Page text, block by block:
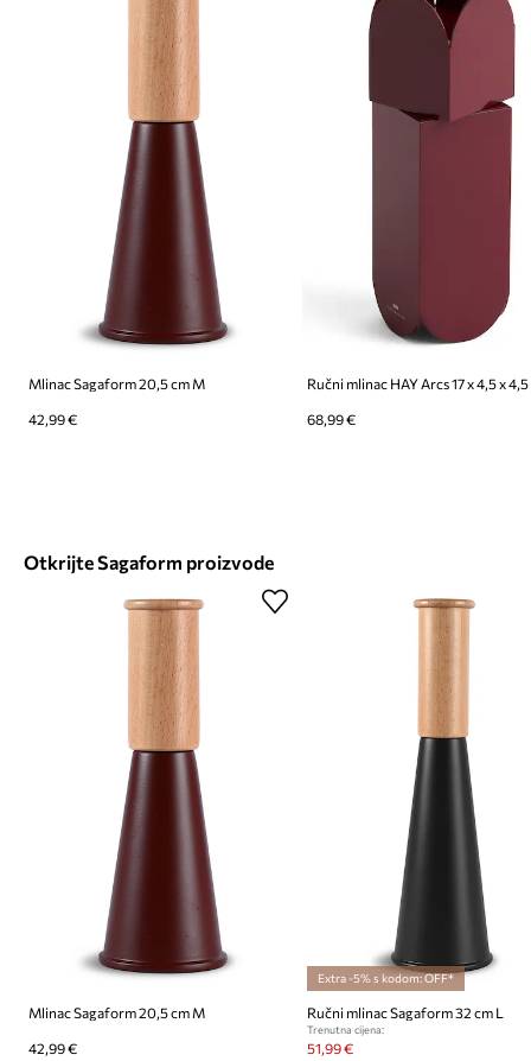
Mlinac Sagaform 20,5 cm M
42,99 €
Ručni mlinac HAY Arcs 17 x 4,5 x
68,99 €
Otkrijte Sagaform proizvode
Mlinac Sagaform 20,5 cm M
42,99 €
Extra -5% s kodom: OFF*
Ručni mlinac Sagaform 32 cm L
Trenutna cijena:
51,99 €